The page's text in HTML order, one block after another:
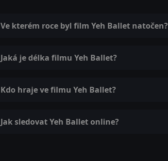
Ve kterém roce byl film Yeh Ballet natočen?
Jaká je délka filmu Yeh Ballet?
Kdo hraje ve filmu Yeh Ballet?
Jak sledovat Yeh Ballet online?